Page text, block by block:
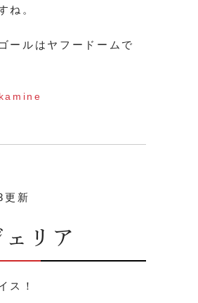
ね。
ールはヤフードームで
新
ェリア
ス！